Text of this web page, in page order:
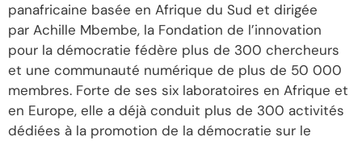
panafricaine basée en Afrique du Sud et dirigée
par Achille Mbembe, la Fondation de l’innovation
pour la démocratie fédère plus de 300 chercheurs
et une communauté numérique de plus de 50 000
membres. Forte de ses six laboratoires en Afrique et
en Europe, elle a déjà conduit plus de 300 activités
dédiées à la promotion de la démocratie sur le